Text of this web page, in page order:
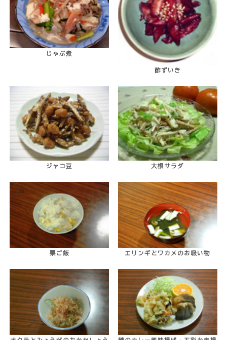
じゃぶ煮
酢ずいき
ジャコ豆 大根サラダ
栗ご飯 エリンギとワカメのお吸い物